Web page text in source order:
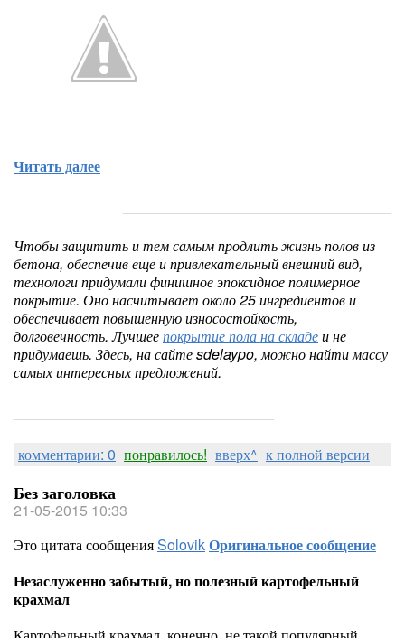
Читать далее
Чтобы защитить и тем самым продлить жизнь полов из
бетона, обеспечив еще и привлекательный внешний вид,
технологи придумали финишное эпоксидное полимерное
покрытие. Оно насчитывает около 25 ингредиентов и
обеспечивает повышенную износостойкость,
долговечность. Лучшеепокрытие пола на складеи не
придумаешь. Здесь, на сайте sdelaypo, можно найти массу
самых интересных предложений.
комментарии: 0 понравилось! вверх^ к полной версии
Без заголовка
21-05-2015 10:33
Это цитата сообщенияSolovikОригинальное сообщение
Незаслуженно забытый, но полезный картофельный
крахмал